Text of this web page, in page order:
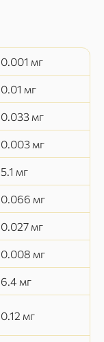
0.001 мг
0.01 мг
0.033 мг
0.003 мг
5.1 мг
0.066 мг
0.027 мг
0.008 мг
6.4 мг
0.12 мг